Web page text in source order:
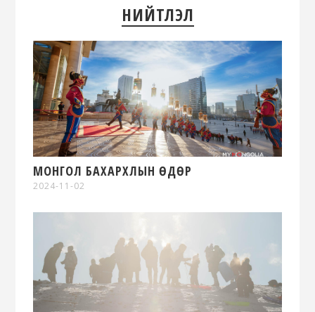
НИЙТЛЭЛ
МОНГОЛ БАХАРХЛЫН ӨДӨР
2024-11-02